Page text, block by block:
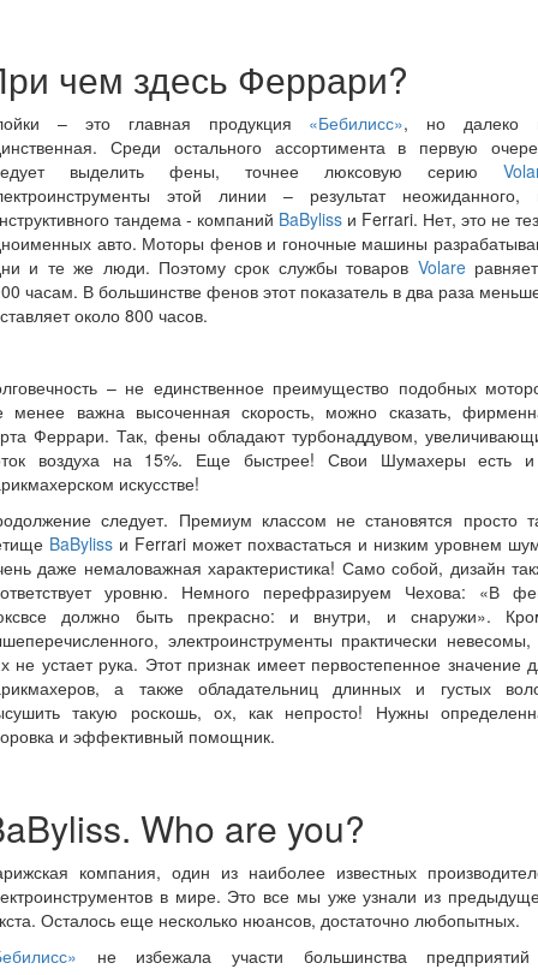
чем здесь Феррари?
– это главная продукция «Бебилисс», но далеко
Среди остального ассортимента в первую
выделить фены, точнее люксовую серию
этой линии – результат неожиданного,
тандема - компаний BaByliss и Ferrari. Нет, это не
авто. Моторы фенов и гоночные машины
и те же люди. Поэтому срок службы товаров Volare
часам. В большинстве фенов этот показатель в два раза
около 800 часов.
– не единственное преимущество подобных
менее важна высоченная скорость, можно сказать,
Феррари. Так, фены обладают турбонаддувом,
воздуха на 15%. Еще быстрее! Свои Шумахеры есть
искусстве!
следует. Премиум классом не становятся просто
BaByliss и Ferrari может похвастаться и низким уровнем
даже немаловажная характеристика! Само собой, дизайн
уровню. Немного перефразируем Чехова: «В
должно быть прекрасно: и внутри, и снаружи».
электроинструменты практически невесомы,
не устает рука. Этот признак имеет первостепенное значение
а также обладательниц длинных и густых
такую роскошь, ох, как непросто! Нужны
и эффективный помощник.
Who are you?
компания, один из наиболее известных
в мире. Это все мы уже узнали из
Осталось еще несколько нюансов, достаточно любопытных.
не избежала участи большинства